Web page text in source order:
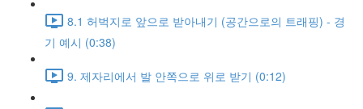
8.1 허벅지로 앞으로 받아내기 (공간으로의 트래핑) - 경
기 예시 (0:38)
9. 제자리에서 발 안쪽으로 위로 받기 (0:12)